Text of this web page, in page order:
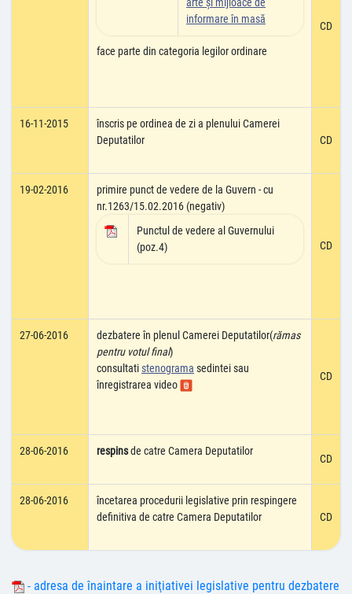
informare în masă
face parte din categoria legilor ordinare
CD
16-11-2015
înscris pe ordinea de zi a plenului Camerei
Deputatilor
CD
19-02-2016
primire punct de vedere de la Guvern - cu
nr.1263/15.02.2016 (negativ)
Punctul de vedere al Guvernului
(poz.4)
CD
27-06-2016 dezbatere în plenul Camerei Deputatilor(rămas
pentru votul final)
consultatistenograma sedintei sau
înregistrarea video
CD
28-06-2016 respinsde catre Camera Deputatilor
CD
28-06-2016
încetarea procedurii legislative prin respingere
definitiva de catre Camera Deputatilor
CD
- adresa de înaintare a iniţiativei legislative pentru dezbatere